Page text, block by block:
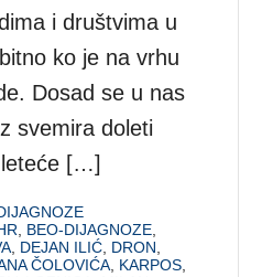
i društvima u
ko je na vrhu
Dosad se u nas
svemira doleti
leteće […]
BEO-DIJAGNOZE
DEJAN ILIĆ DRON
ČOLOVIĆA KARPOS